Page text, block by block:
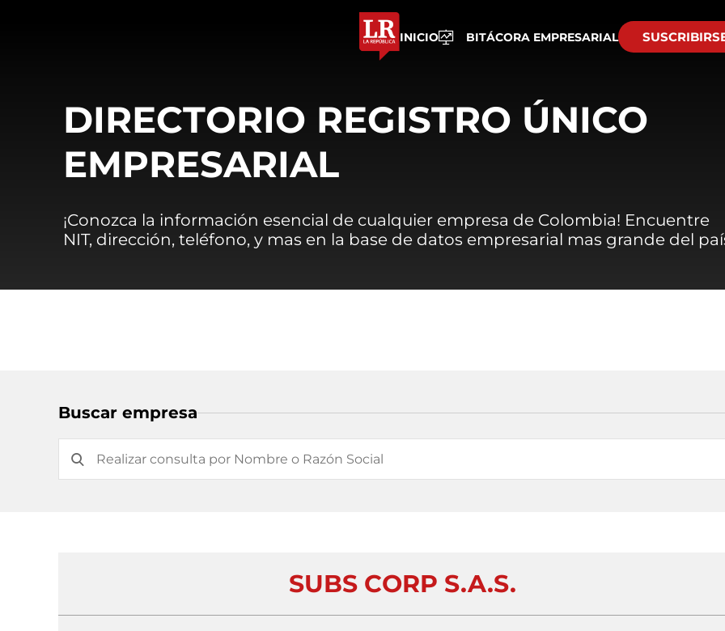
INICIO BITÁCORA EMPRESARIAL
DIRECTORIO REGISTRO ÚNICO
EMPRESARIAL
¡Conozca la información esencial de cualquier empresa de Colombia! Encuentre
NIT, dirección, teléfono, y mas en la base de datos empresarial mas grande del
Buscar empresa
SUBS CORP S.A.S.